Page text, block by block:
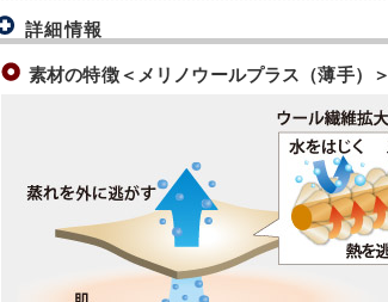
詳細情報
素材の特徴＜メリノウールプラス（薄手）＞